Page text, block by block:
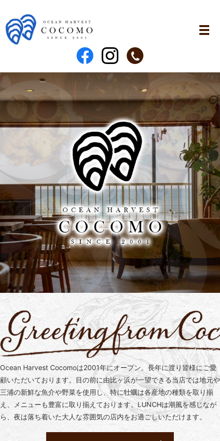
Ocean Harvest Cocomoは2001年にオープン。 長年に渡り皆様にご愛
顧いただいております。
目の前に由比ヶ浜が一望できる当店では地元や
三浦の新鮮な魚介や野菜を使用し、特に牡蠣は各産地の種類を取り揃
え、メニューも豊富に取り揃えております。LUNCHは潮風を感じなが
ら、夜は落ち着いた大人な雰囲気の店内をお過ごしいただけます。